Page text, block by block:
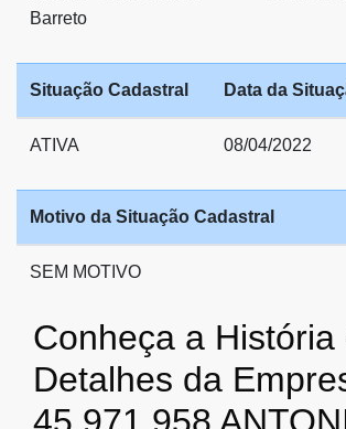
Barreto
Situação Cadastral Data da
ATIVA 08/04/2022
Motivo da Situação Cadastral
SEM MOTIVO
Conheça a História
Detalhes da
45.971.958